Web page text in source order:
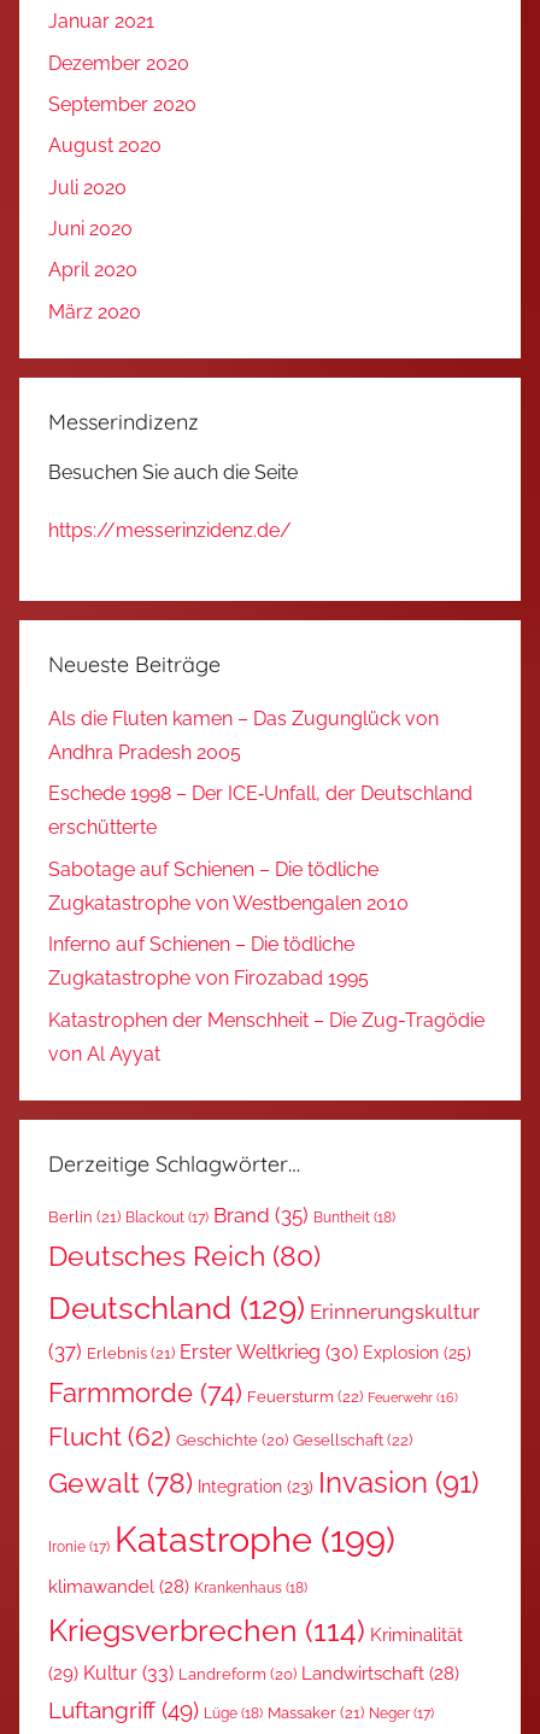
Januar 2021
Dezember 2020
September 2020
August 2020
Juli 2020
Juni 2020
April 2020
März 2020
Messerindizenz
Besuchen Sie auch die Seite
https://messerinzidenz.de/
Neueste Beiträge
Als die Fluten kamen – Das Zugunglück von
Andhra Pradesh 2005
Eschede 1998 – Der ICE‑Unfall, der Deutschland
erschütterte
Sabotage auf Schienen – Die tödliche
Zugkatastrophe von Westbengalen 2010
Inferno auf Schienen – Die tödliche
Zugkatastrophe von Firozabad 1995
Katastrophen der Menschheit – Die Zug-Tragödie
von Al Ayyat
Derzeitige Schlagwörter…
Berlin (21) Blackout (17) Brand (35) Buntheit (18)
Deutsches Reich (80)
Deutschland (129) Erinnerungskultur
(37) Erlebnis (21) Erster Weltkrieg (30) Explosion (25)
Farmmorde (74) Feuersturm (22) Feuerwehr (16)
Flucht (62) Geschichte (20) Gesellschaft(22)
Gewalt (78) Integration (23) Invasion (91)
Ironie (17) Katastrophe (199)
klimawandel (28) Krankenhaus (18)
Kriegsverbrechen (114) Kriminalität
(29) Kultur (33) Landreform (20) Landwirtschaft (28)
Luftangriff (49) Lüge (18) Massaker (21) Neger (17)